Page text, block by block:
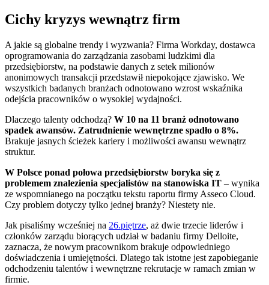
Cichy kryzys wewnątrz firm
A jakie są globalne trendy i wyzwania? Firma Workday, dostawca
oprogramowania do zarządzania zasobami ludzkimi dla
przedsiębiorstw, na podstawie danych z setek milionów
anonimowych transakcji przedstawił niepokojące zjawisko. We
wszystkich badanych branżach odnotowano wzrost wskaźnika
odejścia pracowników o wysokiej wydajności.
Dlaczego talenty odchodzą? W 10 na 11 branż odnotowano
spadek awansów. Zatrudnienie wewnętrzne spadło o 8%.
Brakuje jasnych ścieżek kariery i możliwości awansu wewnątrz
struktur.
W Polsce ponad połowa przedsiębiorstw boryka się z
problemem znalezienia specjalistów na stanowiska IT – wynika
ze wspomnianego na początku tekstu raportu firmy Asseco Cloud.
Czy problem dotyczy tylko jednej branży? Niestety nie.
Jak pisaliśmy wcześniej na 26.piętrze, aż dwie trzecie liderów i
członków zarządu biorących udział w badaniu firmy Delloite,
zaznacza, że nowym pracownikom brakuje odpowiedniego
doświadczenia i umiejętności. Dlatego tak istotne jest zapobieganie
odchodzeniu talentów i wewnętrzne rekrutacje w ramach zmian w
firmie.